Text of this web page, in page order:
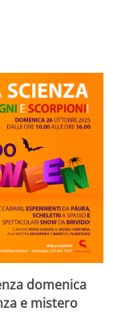
domenica
e mistero